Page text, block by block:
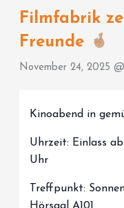
Filmfabrik
Freunde
November 24, 2025
Kinoabend in
Uhrzeit: Einlass
Uhr
Treffpunkt:
Hörsaal A101